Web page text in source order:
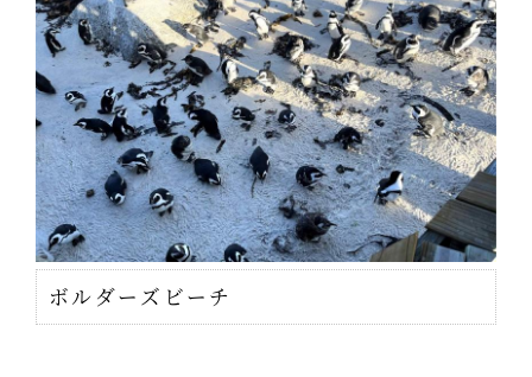
ボルダーズビーチ